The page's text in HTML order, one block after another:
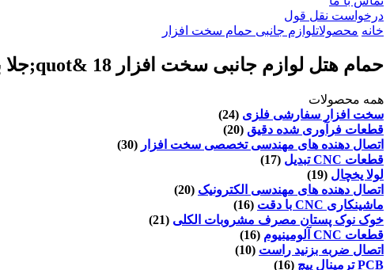
درخواست نقل قول
خانه محصولاتلوازم جانبی حمام سخت افزار
حمام هتل لوازم جانبی سخت افزار 18 &quot;جلا برنج نوار حوله کروم
همه محصولات
سخت افزار سفارشی فلزی (24)
قطعات فرآوری شده دقیق (20)
اتصال دهنده های مهندسی تخصصی سخت افزار (30)
قطعات CNC تبدیل
(17)
لولا یخچال (19)
اتصال دهنده های مهندسی الکترونیک (20)
ماشینکاری CNC با دقت
(16)
خوک نوک پستان مصرف مشروبات الکلی (21)
قطعات CNC آلومینیوم
(16)
اتصال ضربه بزنید راست (10)
PCB ترمینال پیچ
(16)